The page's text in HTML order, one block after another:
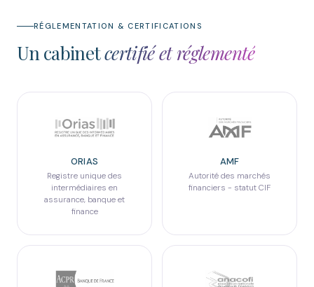
RÉGLEMENTATION & CERTIFICATIONS
Un cabinetcertifié et réglementé
ORIAS
Registre unique des
intermédiaires en
assurance, banque et
finance
AMF
Autorité des marchés
financiers - statut CIF